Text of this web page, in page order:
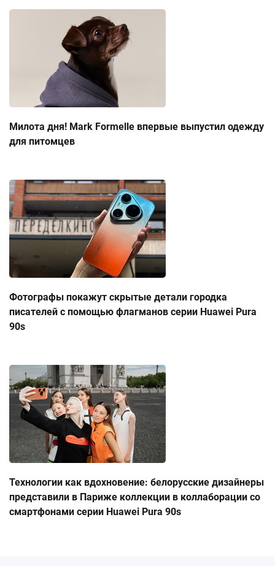
Милота дня! Mark Formelle впервые выпустил одежду
для питомцев
Фотографы покажут скрытые детали городка
писателей с помощью флагманов серии Huawei Pura
90s
Технологии как вдохновение: белорусские дизайнеры
представили в Париже коллекции в коллаборации со
смартфонами серии Huawei Pura 90s